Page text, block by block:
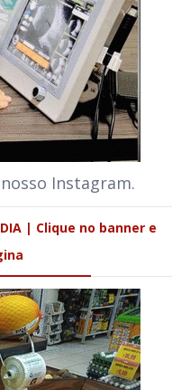
Instagram.
DIA | Clique no banner e